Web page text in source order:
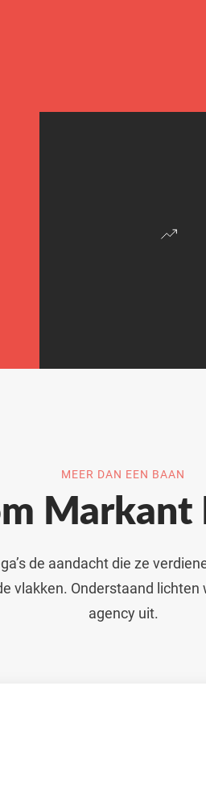
MEER DAN EEN BAAN
Markant
de aandacht die ze
vlakken. Onderstaand lichten
agency uit.